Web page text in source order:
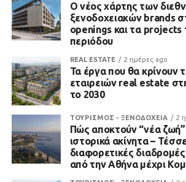
Ο νέος χάρτης των
ξενοδοχειακών brands
openings και τα projects
περιόδου
REAL ESTATE 2 ημέρες ago
Τα έργα που θα κρίνουν
εταιρειών real estate
το 2030
ΤΟΥΡΙΣΜΟΣ - ΞΕΝΟΔΟΧΕΙΑ 2
Πώς αποκτούν “νέα ζωή”
ιστορικά ακίνητα –
διαφορετικές
από την Αθήνα μέχρι